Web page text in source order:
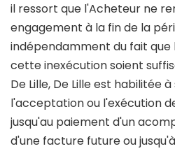
il ressort que l'Acheteur ne
engagement à la fin de la
indépendamment du fait que
cette inexécution soient
De Lille, De Lille est habilitée
l'acceptation ou l'exécution
jusqu'au paiement d'un
d'une facture future ou